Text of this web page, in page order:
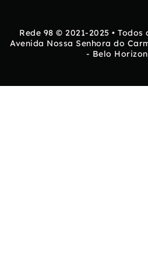
Rede 98 © 2021-2025 •
Avenida Nossa Senhora do
- Belo